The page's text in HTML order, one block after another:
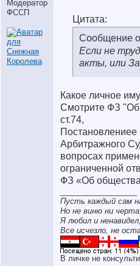
Модератор
ФССП
Цитата:
Сообщение
Если не
акты, или
Какое личное
Смотрите ФЗ "Об
ст.74,
Арбитражного
вопросах
ограниченной
ФЗ «Об
Пусть каждый сам
Но не виню ни
Я любил и
Все исчезло, не
В личке не